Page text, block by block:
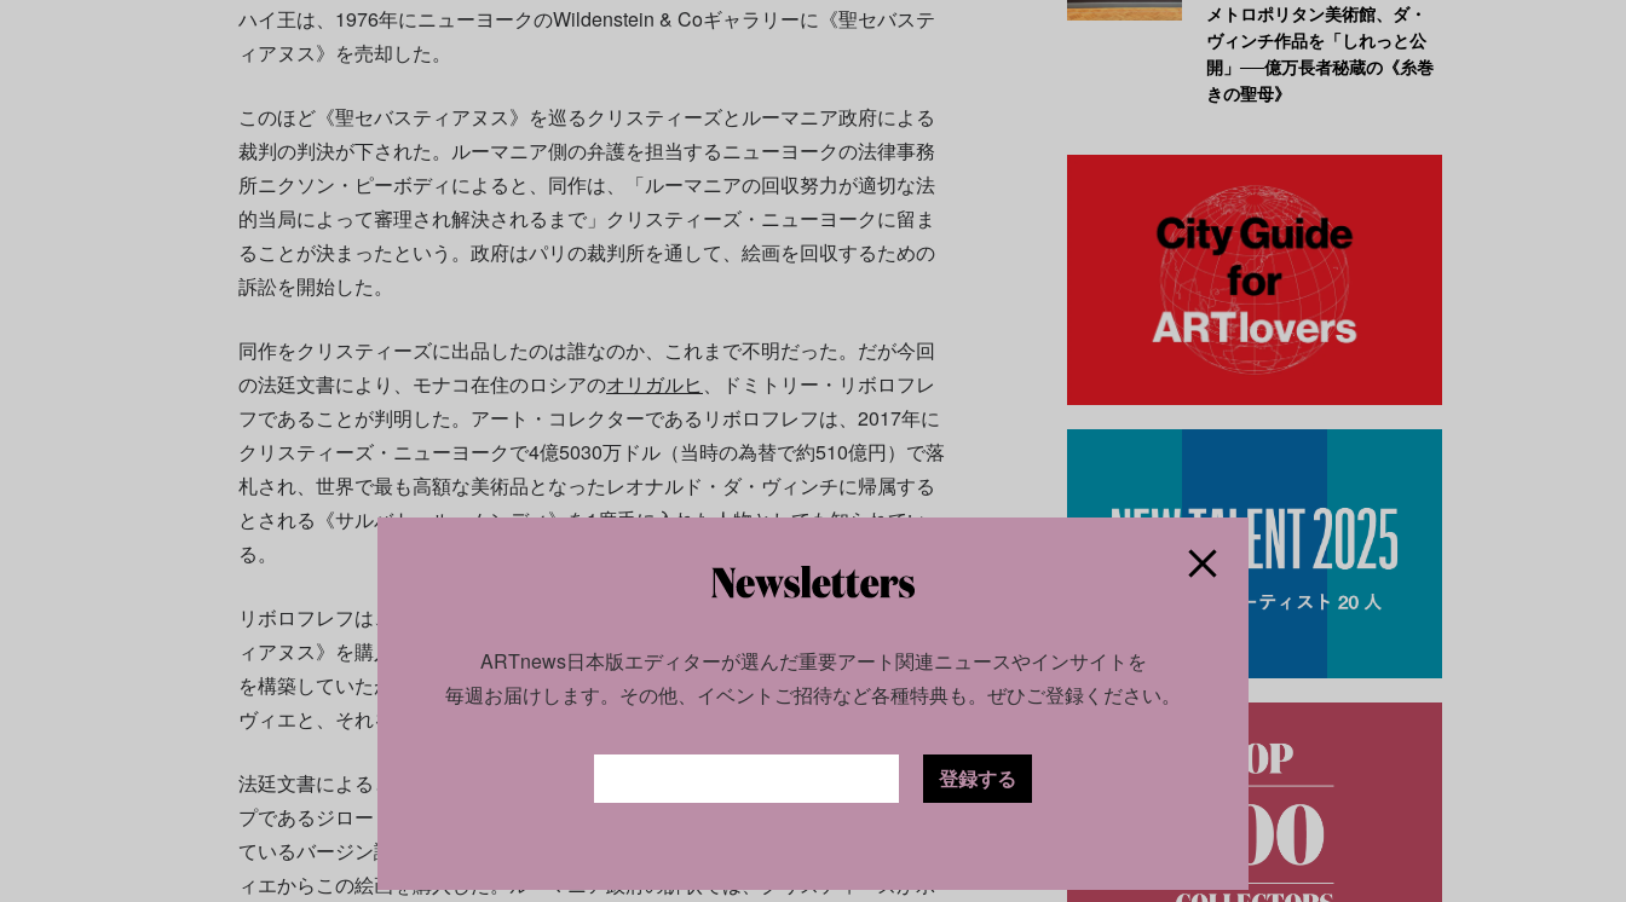
ハイ王は、1976年にニューヨークのWildenstein & Coギャラリーに《聖セバステ
ィアヌス》を売却した。
このほど《聖セバスティアヌス》を巡るクリスティーズとルーマニア政府による
裁判の判決が下された。ルーマニア側の弁護を担当するニューヨークの法律事務
所ニクソン・ピーボディによると、同作は、「ルーマニアの回収努力が適切な法
的当局によって審理され解決されるまで」クリスティーズ・ニューヨークに留ま
ることが決まったという。政府はパリの裁判所を通して、絵画を回収するための
訴訟を開始した。
同作をクリスティーズに出品したのは誰なのか、これまで不明だった。だが今回
の法廷文書により、モナコ在住のロシアのオリガルヒ 、ドミトリー・リボロフレ
フであることが判明した。アート・コレクターであるリボロフレフは、2017年に
クリスティーズ・ニューヨークで4億5030万ドル（当時の為替で約510億円）で落
札され、世界で最も高額な美術品となったレオナルド・ダ・ヴィンチに帰属する
とされる《サルバトール・ムンディ》を1度手に入れた人物としても知られてい
る。
リボロフレフは、アートアドバイザーのイヴ・ブーヴィエを通して《聖セバステ
ィアヌス》を購入した。リボロフレフはブーヴィエの助言のもとでコレクション
を構築していたが、美術品の料金が過大に請求されていた疑いで、2024年にブー
ヴィエと、それを幇助したとしてサザビーズを
法廷文書によると、リボロフレフは2010年、著名なアートアドバイザリーグルー
プであるジロー・ピサロ・セガロット（2011年に解散）と、美術品取引を委託し
ているバージン諸島にあるイギリスの会社アクセント・デライトを通じてブーヴ
ィエからこの絵画を購入した。ルーマニア政府の訴状では、クリスティーズが示
メトロポリタン美術館、ダ・
ヴィンチ作品を「しれっと公
開」──億万長者秘蔵の《糸巻
きの聖母》
ARTnews日本版エディターが選んだ重要アート関連ニュースやインサイトを
毎週お届けします。 その他、イベントご招待など各種特典も。ぜひご登録ください。
登録する